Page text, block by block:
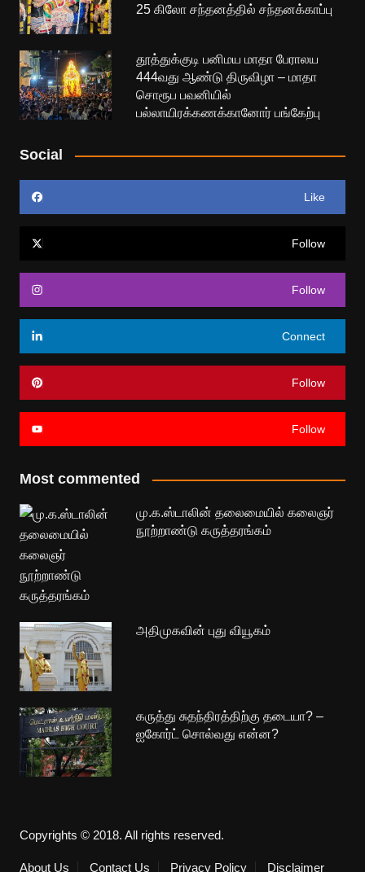
25 கிலோ சந்தனத்தில் சந்தனக்காப்பு
தூத்துக்குடி பனிமய மாதா பேராலய
444வது ஆண்டு திருவிழா – மாதா
சொரூப பவனியில்
பல்லாயிரக்கணக்கானோர் பங்கேற்பு
Social
Like
Follow
Follow
Connect
Follow
Follow
Most commented
மு.க.ஸ்டாலின் தலைமையில் கலைஞர்
நூற்றாண்டு கருத்தரங்கம்
அதிமுகவின் புது வியூகம்
கருத்து சுதந்திரத்திற்கு தடையா? –
ஐகோர்ட் சொல்வது என்ன?
Copyrights © 2018. All rights reserved.
About Us Contact Us Privacy Policy Disclaimer